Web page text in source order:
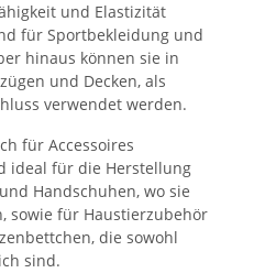
und Elastizität
für Sportbekleidung und
hinaus können sie in
und Decken, als
verwendet werden.
für Accessoires
ideal für die Herstellung
Handschuhen, wo sie
sowie für Haustierzubehör
die sowohl
sind.